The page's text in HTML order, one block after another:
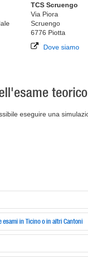
TCS Scruengo
Via Piora
Scruengo
6776 Piotta
Dove siamo
eseguire una
esami in Ticino o in altri Cantoni